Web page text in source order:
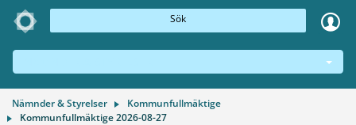
Sök
Nämnder & Styrelser
Kommunfullmäktige
Kommunfullmäktige 2026-08-27